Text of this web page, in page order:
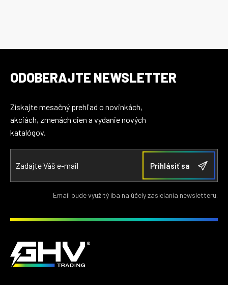
ODOBERAJTE NEWSLETTER
Získajte mesačný prehľad o novinkách,
akciách, zmenách cien a vydanie nových
katalógov.
Email bude využitý iba na účely zasielania newsletteru.